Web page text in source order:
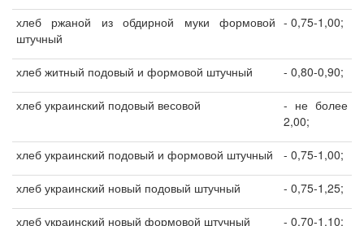
хлеб ржаной из обдирной муки формовой
штучный
- 0,75-1,00;
хлеб житный подовый и формовой штучный - 0,80-0,90;
хлеб украинский подовый весовой
- не более
2,00;
хлеб украинский подовый и формовой штучный - 0,75-1,00;
хлеб украинский новый подовый штучный - 0,75-1,25;
хлеб украинский новый формовой штучный - 0,70-1,10;